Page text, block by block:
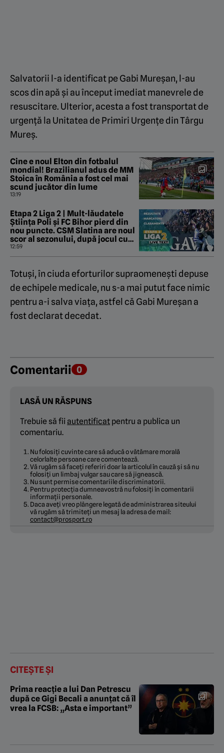
Salvatorii l-a identificat pe Gabi Mureșan, l-au
scos din apă și au început imediat manevrele de
resuscitare. Ulterior, acesta a fost transportat de
urgență la Unitatea de Primiri Urgențe din Târgu
Mureș.
Cine e noul Elton din fotbalul
mondial! Brazilianul adus de MM
Stoica în România a fost cel mai
scund jucător din lume
13:19
Etapa 2 Liga 2 | Mult-lăudatele
Știința Poli și FC Bihor pierd din
nou puncte. CSM Slatina are noul
scor al sezonului, după jocul cu
CS Dinamo. Steaua, la un nou
rezultat rușinos în Ghencea
12:59
Totuși, în ciuda eforturilor supraomenești depuse
de echipele medicale, nu s-a mai putut face nimic
pentru a-i salva viața, astfel că Gabi Mureșan a
fost declarat decedat.
Comentarii 0
LASĂ UN RĂSPUNS
Trebuie să fii autentificat pentru a publica un
comentariu.
Nu folosiți cuvinte care să aducă o vătămare morală
celorlalte persoane care comentează.
Vă rugăm să faceți referiri doar la articolul în cauză și să nu
folosiți un limbaj vulgar sau care să jignească.
Nu sunt permise comentariile discriminatorii.
Pentru protecția dumneavostră nu folosiți în comentarii
informații personale.
Daca aveți vreo plângere legată de administrarea siteului
vă rugăm să trimiteți un mesaj la adresa de mail:
contact@prosport.ro
CITEȘTE ȘI
Prima reacție a lui Dan Petrescu
după ce Gigi Becali a anunțat că îl
vrea la FCSB: „Asta e important”